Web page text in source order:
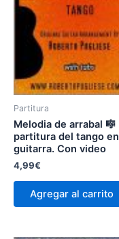
Partitura
Melodia de arrabal 🎼
partitura del tango en
guitarra. Con video
4,99€
Agregar al carrito